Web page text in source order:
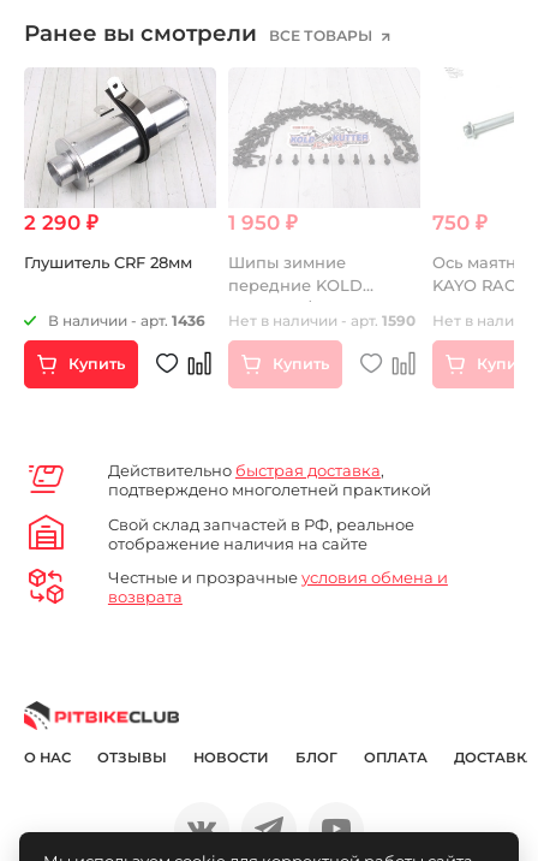
Ранее вы смотрели ВСЕ ТОВАРЫ
2 290 ₽
Глушитель CRF 28мм
В наличии - арт. 1436
Купить
1 950 ₽
Шипы зимние
передние KOLD
KUTTER 3/8" (9,5мм)
100шт
Нет в наличии - арт. 1590
Купить
750 ₽
Ось
KAYO
Нет в
Купить
Действительно быстрая доставка,
подтверждено многолетней практикой
Свой склад запчастей в РФ, реальное
отображение наличия на сайте
Честные и прозрачныеусловия обмена и
возврата
О НАС ОТЗЫВЫ НОВОСТИ БЛОГ ОПЛАТА ДОСТАВКА